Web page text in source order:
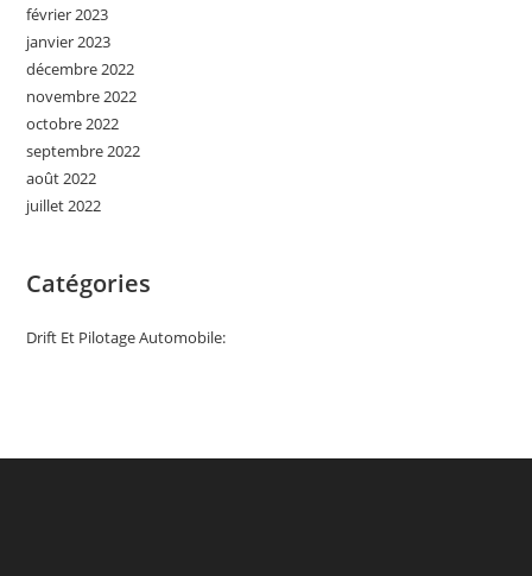
février 2023
janvier 2023
décembre 2022
novembre 2022
octobre 2022
septembre 2022
août 2022
juillet 2022
Catégories
Drift Et Pilotage Automobile: